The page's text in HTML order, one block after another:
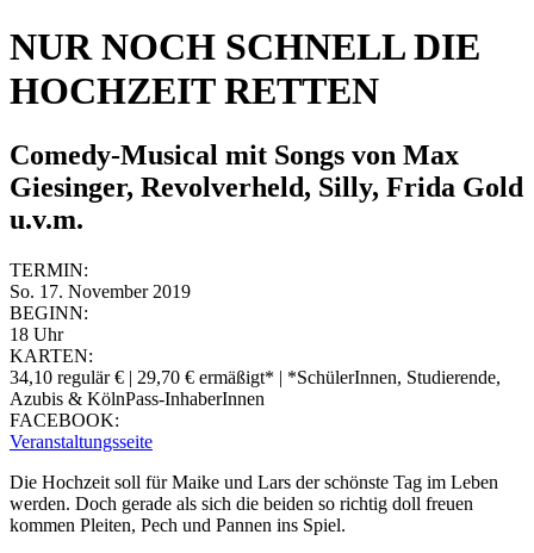
NUR NOCH SCHNELL DIE
HOCHZEIT RETTEN
Comedy-Musical mit Songs von Max
Giesinger, Revolverheld, Silly, Frida Gold
u.v.m.
TERMIN:
So. 17. November 2019
BEGINN:
18 Uhr
KARTEN:
34,10 regulär € | 29,70 € ermäßigt* | *SchülerInnen, Studierende,
Azubis & KölnPass-InhaberInnen
FACEBOOK:
Veranstaltungsseite
Die Hochzeit soll für Maike und Lars der schönste Tag im Leben
werden. Doch gerade als sich die beiden so richtig doll freuen
kommen Pleiten, Pech und Pannen ins Spiel.